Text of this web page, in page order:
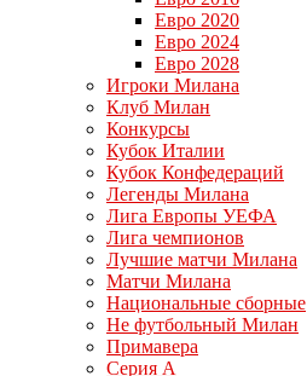
Евро 2020
Евро 2024
Евро 2028
Игроки Милана
Клуб Милан
Конкурсы
Кубок Италии
Кубок Конфедераций
Легенды Милана
Лига Европы УЕФА
Лига чемпионов
Лучшие матчи Милана
Матчи Милана
Национальные сборные
Не футбольный Милан
Примавера
Серия А